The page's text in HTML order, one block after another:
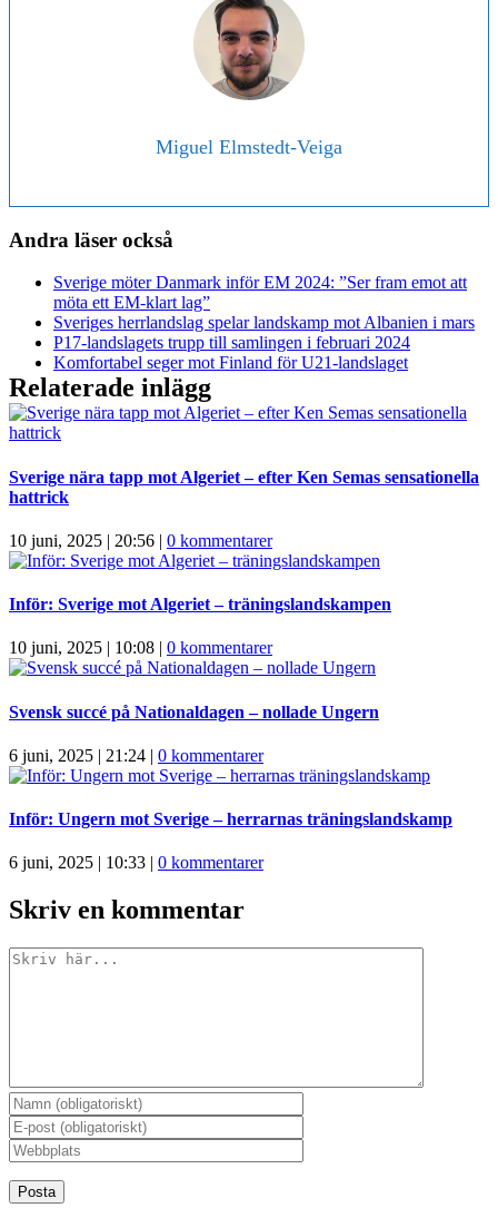
Miguel Elmstedt-Veiga
Andra läser också
Sverige möter Danmark inför EM 2024: ”Ser fram emot att
möta ett EM-klart lag”
Sveriges herrlandslag spelar landskamp mot Albanien i mars
P17-landslagets trupp till samlingen i februari 2024
Komfortabel seger mot Finland för U21-landslaget
Relaterade inlägg
Sverige nära tapp mot Algeriet – efter Ken Semas sensationella
hattrick
10 juni, 2025 | 20:56 | 0 kommentarer
Inför: Sverige mot Algeriet – träningslandskampen
10 juni, 2025 | 10:08 | 0 kommentarer
Svensk succé på Nationaldagen – nollade Ungern
6 juni, 2025 | 21:24 | 0 kommentarer
Inför: Ungern mot Sverige – herrarnas träningslandskamp
6 juni, 2025 | 10:33 | 0 kommentarer
Skriv en kommentar
Kommentar